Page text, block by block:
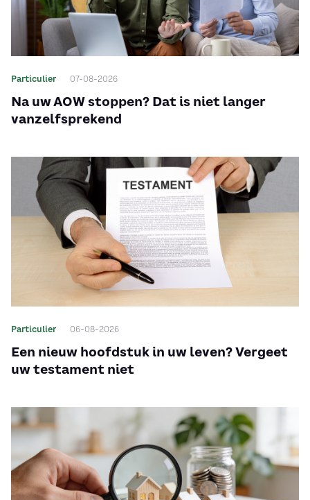
Na uw AOW stoppen? Dat is niet langer
vanzelfsprekend
Particulier 07-08-2026
Een nieuw hoofdstuk in uw leven? Vergeet
uw testament niet
Particulier 06-08-2026